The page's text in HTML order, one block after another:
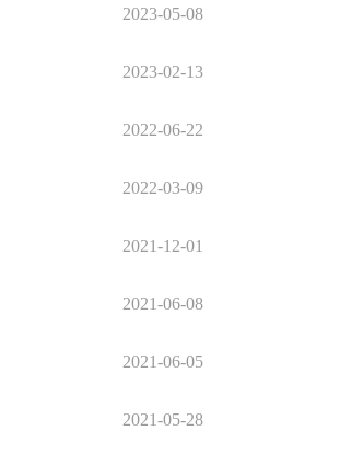
2023-05-08
2023-02-13
2022-06-22
2022-03-09
2021-12-01
2021-06-08
2021-06-05
2021-05-28